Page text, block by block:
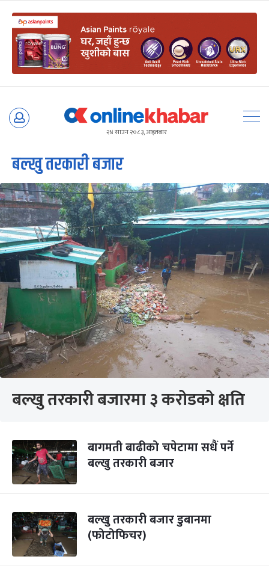
Skip
२४ साउन २०८३, आइतबार
बल्खु तरकारी बजार
बल्खु तरकारी बजारमा ३ करोडको क्षति
बागमती बाढीको चपेटामा सधैं पर्ने
बल्खु तरकारी बजार
बल्खु तरकारी बजार डुबानमा
(फोटोफिचर)